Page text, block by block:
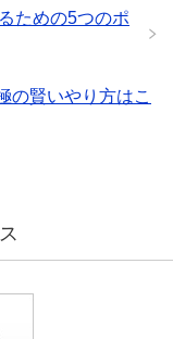
ための5つのポ
の賢いやり方はこ